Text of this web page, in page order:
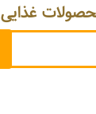
غذایی